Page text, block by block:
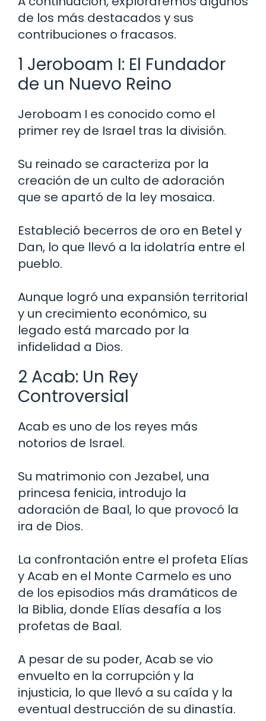
de los más destacados y sus
contribuciones o fracasos.
1 Jeroboam I: El Fundador
de un Nuevo Reino
Jeroboam I es conocido como el
primer rey de Israel tras la división.
Su reinado se caracteriza por la
creación de un culto de adoración
que se apartó de la ley mosaica.
Estableció becerros de oro en Betel y
Dan, lo que llevó a la idolatría entre el
pueblo.
Aunque logró una expansión territorial
y un crecimiento económico, su
legado está marcado por la
infidelidad a Dios.
2 Acab: Un Rey
Controversial
Acab es uno de los reyes más
notorios de Israel.
Su matrimonio con Jezabel, una
princesa fenicia, introdujo la
adoración de Baal, lo que provocó la
ira de Dios.
La confrontación entre el profeta Elías
y Acab en el Monte Carmelo es uno
de los episodios más dramáticos de
la Biblia, donde Elías desafía a los
profetas de Baal.
A pesar de su poder, Acab se vio
envuelto en la corrupción y la
injusticia, lo que llevó a su caída y la
eventual destrucción de su dinastía.